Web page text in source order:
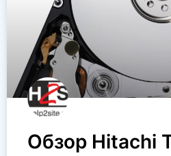
Обзор Hitachi